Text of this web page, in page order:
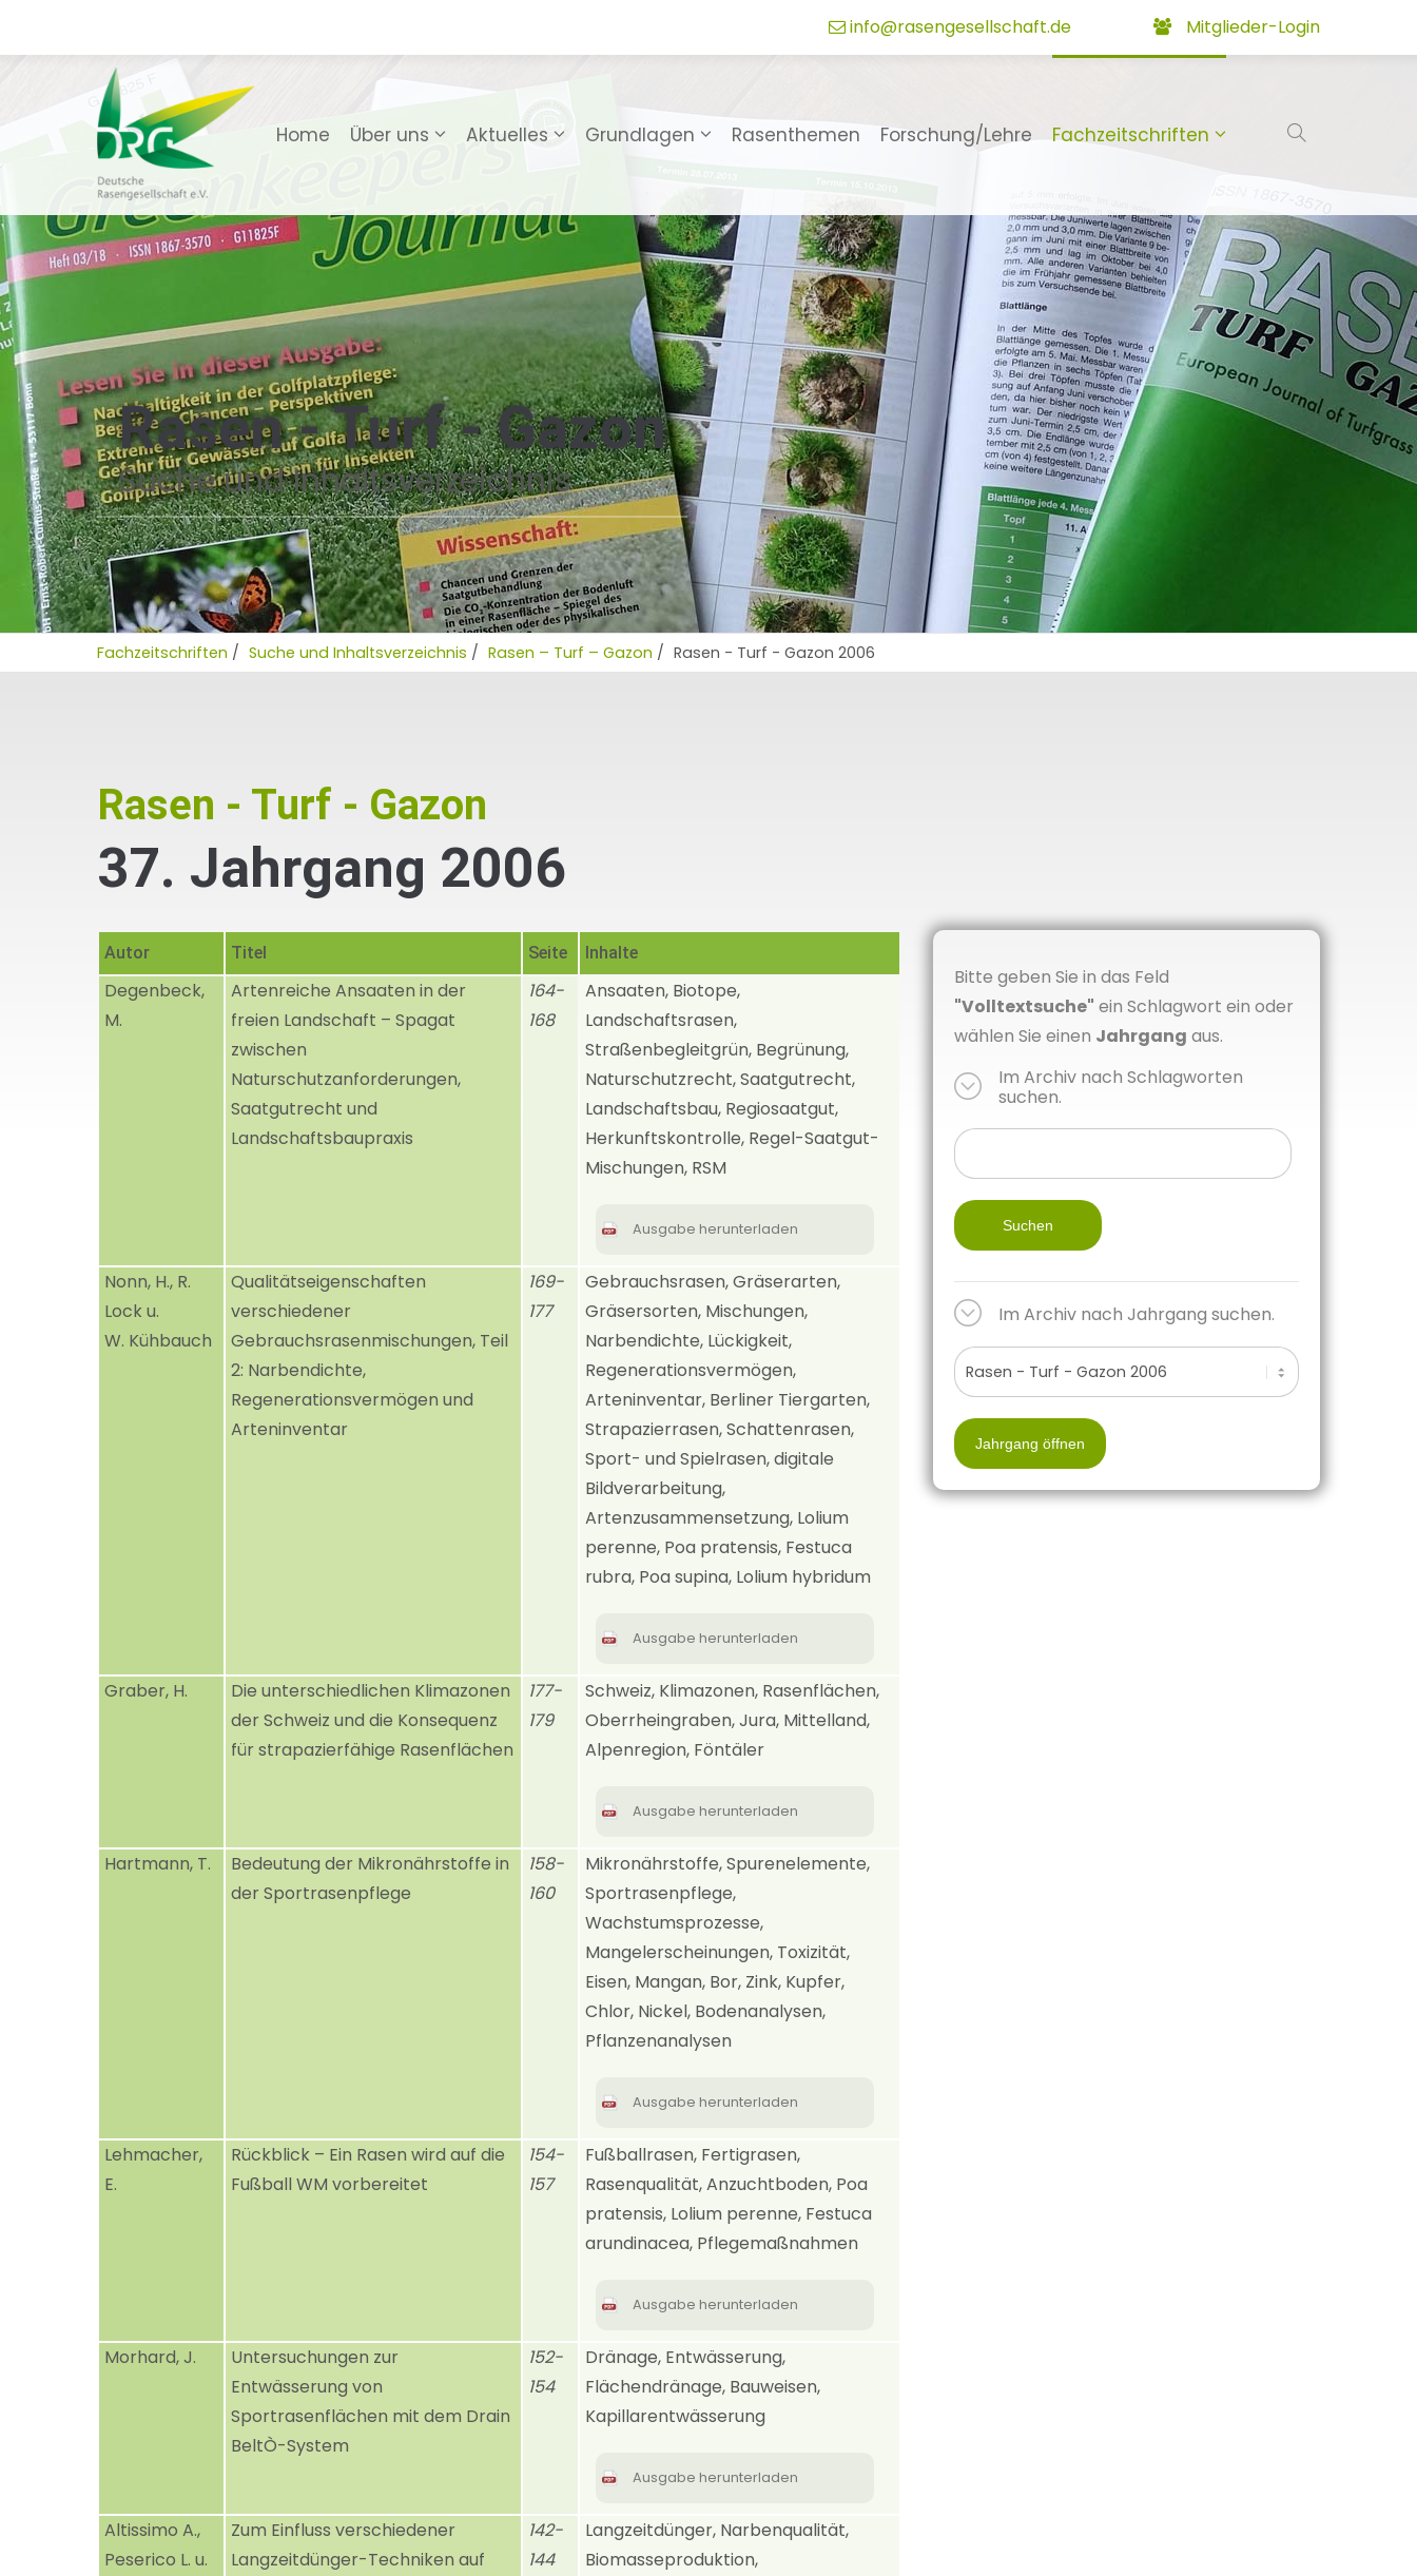
info@rasengesellschaft.de Mitglieder-Login
Home Über uns Aktuelles Grundlagen Rasenthemen Forschung/Lehre Fachzeitschriften
Rasen - Turf - Gazon
Suche und Inhaltsverzeichnis
Fachzeitschriften / Suche und Inhaltsverzeichnis / Rasen – Turf – Gazon / Rasen - Turf - Gazon 2006
Rasen - Turf - Gazon
37. Jahrgang 2006
Autor Titel Seite Inhalte
Degenbeck,
M.
Artenreiche Ansaaten in der
freien Landschaft – Spagat
zwischen
Naturschutzanforderungen,
Saatgutrecht und
Landschaftsbaupraxis
164-
168
Ansaaten, Biotope,
Landschaftsrasen,
Straßenbegleitgrün, Begrünung,
Naturschutzrecht, Saatgutrecht,
Landschaftsbau, Regiosaatgut,
Herkunftskontrolle, Regel-Saatgut-
Mischungen, RSM
Ausgabe herunterladen
Nonn, H., R.
Lock u.
W. Kühbauch
Qualitätseigenschaften
verschiedener
Gebrauchsrasenmischungen, Teil
2: Narbendichte,
Regenerationsvermögen und
Arteninventar
169-
177
Gebrauchsrasen, Gräserarten,
Gräsersorten, Mischungen,
Narbendichte, Lückigkeit,
Regenerationsvermögen,
Arteninventar, Berliner Tiergarten,
Strapazierrasen, Schattenrasen,
Sport- und Spielrasen, digitale
Bildverarbeitung,
Artenzusammensetzung, Lolium
perenne, Poa pratensis, Festuca
rubra, Poa supina, Lolium hybridum
Ausgabe herunterladen
Graber, H.
Die unterschiedlichen Klimazonen
der Schweiz und die Konsequenz
für strapazierfähige Rasenflächen
177-
179
Schweiz, Klimazonen, Rasenflächen,
Oberrheingraben, Jura, Mittelland,
Alpenregion, Föntäler
Ausgabe herunterladen
Hartmann, T.
Bedeutung der Mikronährstoffe in
der Sportrasenpflege
158-
160
Mikronährstoffe, Spurenelemente,
Sportrasenpflege,
Wachstumsprozesse,
Mangelerscheinungen, Toxizität,
Eisen, Mangan, Bor, Zink, Kupfer,
Chlor, Nickel, Bodenanalysen,
Pflanzenanalysen
Ausgabe herunterladen
Lehmacher,
E.
Rückblick – Ein Rasen wird auf die
Fußball WM vorbereitet
154-
157
Fußballrasen, Fertigrasen,
Rasenqualität, Anzuchtboden, Poa
pratensis, Lolium perenne, Festuca
arundinacea, Pflegemaßnahmen
Ausgabe herunterladen
Morhard, J.
Untersuchungen zur
Entwässerung von
Sportrasenflächen mit dem Drain
BeltÒ-System
152-
154
Dränage, Entwässerung,
Flächendränage, Bauweisen,
Kapillarentwässerung
Ausgabe herunterladen
Altissimo A.,
Peserico L. u.
Zum Einfluss verschiedener
Langzeitdünger-Techniken auf
142-
144
Langzeitdünger, Narbenqualität,
Biomasseproduktion,
Bitte geben Sie in das Feld
"Volltextsuche" ein Schlagwort ein oder
wählen Sie einen Jahrgang aus.
Im Archiv nach Schlagworten
suchen.
Suchen
Im Archiv nach Jahrgang suchen.
Jahrgang öffnen